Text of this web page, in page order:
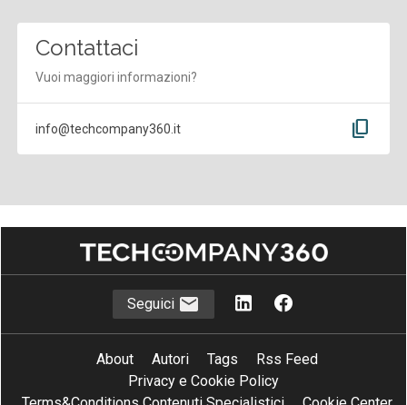
Contattaci
Vuoi maggiori informazioni?
info@techcompany360.it content_copy
Seguici
About Autori Tags
Rss Feed
Privacy e Cookie Policy